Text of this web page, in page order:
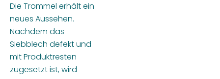
Die Trommel erhält ein
neues Aussehen.
Nachdem das
Siebblech defekt und
mit Produktresten
zugesetzt ist, wird